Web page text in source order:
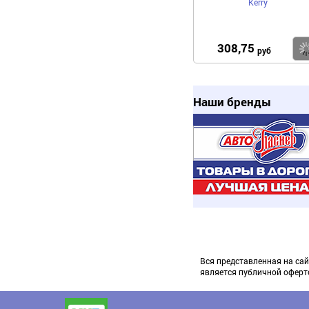
308,75 руб
Наши бренды
Вся представленная на
является публичной